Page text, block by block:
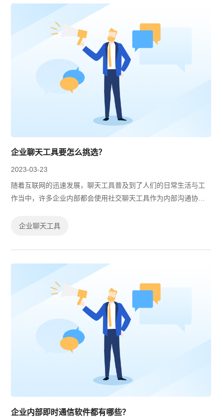
企业聊天工具要怎么挑选？
2023-03-23
随着互联网的迅速发展，聊天工具普及到了人们的日常生活与工
作当中，许多企业内部都会使用社交聊天工具作为内部沟通协作
作需求，但在效率的提升上却有不足...
企业聊天工具
企业内部即时通信软件都有哪些？